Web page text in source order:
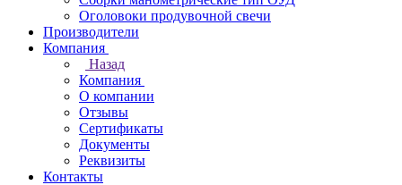
Оголовоки продувочной свечи
Производители
Компания
Назад
Компания
О компании
Отзывы
Сертификаты
Документы
Реквизиты
Контакты